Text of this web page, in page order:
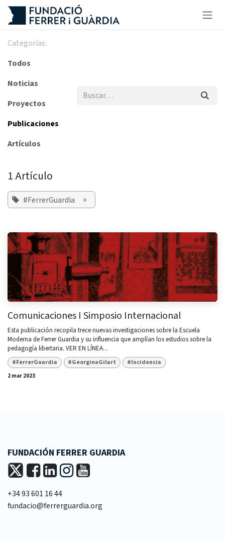
Ir al contenido
Categorías:
Todos
Noticias
Proyectos
Publicaciones
Artículos
1 Artículo
#FerrerGuardia ×
Comunicaciones I Simposio Internacional
Esta publicación recopila trece nuevas investigaciones sobre la Escuela
Moderna de Ferrer Guardia y su influencia que amplían los estudios sobre la
pedagogía libertaria. VER EN LÍNEA...
#FerrerGuardia #GeorginaGilart
#Incidencia
2 mar 2023
FUNDACIÓN FERRER GUARDIA
+34 93 601 16 44
fundacio@ferrerguardia.org